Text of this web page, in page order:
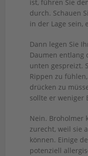
ist, führen Sie
durch. Schauen
in der Lage sein,
Dann legen Sie
Daumen entlang
unten gespreizt.
Rippen zu
drücken zu
sollte er weniger
Nein. Broholmer
zurecht, weil sie
können. Einige
potenziell